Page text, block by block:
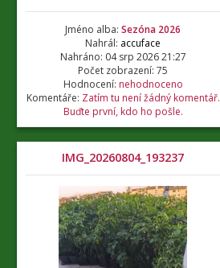
Jméno alba: Sezóna 2026
Nahrál: accuface
Nahráno: 04 srp 2026 21:27
Počet zobrazení: 75
Hodnocení: nehodnoceno
Komentáře: Zatím tu není žádný komentář.
Buďte první, kdo ho pošle.
IMG_20260804_193237